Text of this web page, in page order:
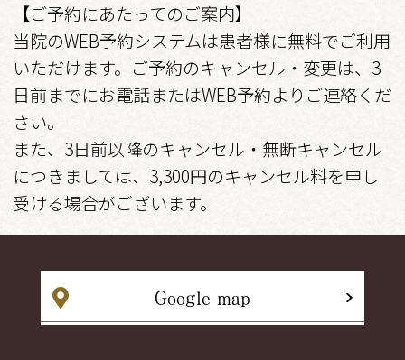
【ご予約にあたってのご案内】
当院のWEB予約システムは患者様に無料でご利用
いただけます。ご予約のキャンセル・変更は、3
日前までにお電話またはWEB予約よりご連絡くだ
さい。
また、3日前以降のキャンセル・無断キャンセル
につきましては、3,300円のキャンセル料を申し
受ける場合がございます。
Google map